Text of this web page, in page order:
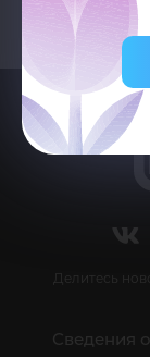
Делитесь
Сведения